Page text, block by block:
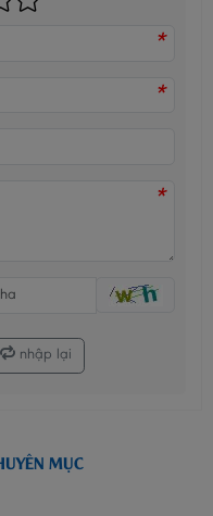
*
*
*
nhập lại
MỤC